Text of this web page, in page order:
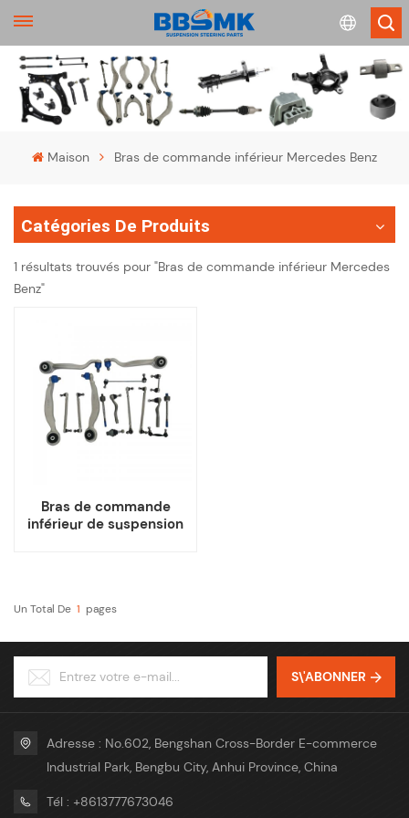
English
français
español
Maison Bras de commande inférieur Mercedes Benz
Catégories De Produits
1 résultats trouvés pour "Bras de commande inférieur Mercedes
Benz"
Bras de commande
inférieur de suspension
Un Total De 1 Pages
S\'ABONNER
Adresse : No.602, Bengshan Cross-Border E-commerce
Industrial Park, Bengbu City, Anhui Province, China
Tél : +8613777673046